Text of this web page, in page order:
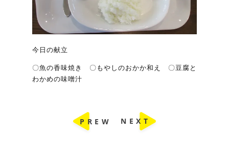
今日の献立
〇魚の香味焼き 〇もやしのおかか和え 〇豆腐と
わかめの味噌汁